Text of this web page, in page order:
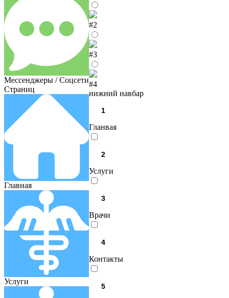
Мессенджеры / Соцсети
Страниц
Главная
Услуги
#2
#3
#4
нижний навбар
Гланвая
Услуги
Врачи
Контакты